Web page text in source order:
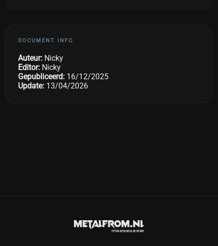
DOCUMENT INFO
Auteur: Nicky
Editor: Nicky
Gepubliceerd: 16/12/2025
Update: 13/04/2026